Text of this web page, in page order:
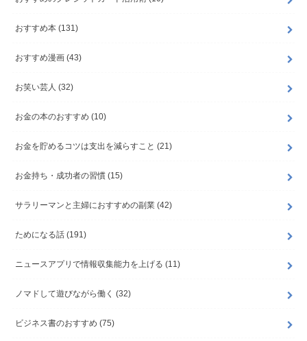
おすすめ本 (131)
おすすめ漫画 (43)
お笑い芸人 (32)
お金の本のおすすめ (10)
お金を貯めるコツは支出を減らすこと (21)
お金持ち・成功者の習慣 (15)
サラリーマンと主婦におすすめの副業 (42)
ためになる話 (191)
ニュースアプリで情報収集能力を上げる (11)
ノマドして遊びながら働く (32)
ビジネス書のおすすめ (75)